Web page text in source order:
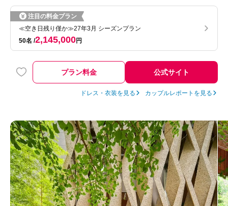
注目の料金プラン
≪空き日残り僅か≫27年3月 シーズンプラン
50名 2,145,000円
プラン料金 公式サイト
ドレス・衣装を見る カップルレポートを見る